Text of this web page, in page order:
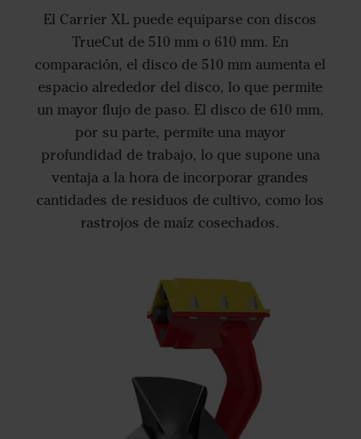
El Carrier XL puede equiparse con discos
TrueCut de 510 mm o 610 mm. En
comparación, el disco de 510 mm aumenta el
espacio alrededor del disco, lo que permite
un mayor flujo de paso. El disco de 610 mm,
por su parte, permite una mayor
profundidad de trabajo, lo que supone una
ventaja a la hora de incorporar grandes
cantidades de residuos de cultivo, como los
rastrojos de maíz cosechados.